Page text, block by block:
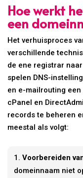
Hoe werkt
een
Het verhuisproces
verschillende
de ene registrar
spelen DNS-
en e-mailrouting
cPanel en
records te beheren
meestal als volgt:
Voorbereiden
domeinnaam niet